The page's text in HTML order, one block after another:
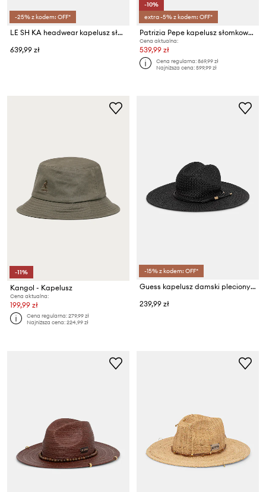
-25% z kodem: OFF*
LE SH KA headwear kapelusz słomkowy damski
639,99 zł
-10%
extra -5% z kodem: OFF*
Patrizia Pepe kapelusz słomkowy damski
Cena aktualna:
539,99 zł
Cena regularna:869,99 zł
Najniższa cena:599,99 zł
-11%
Kangol - Kapelusz
Cena aktualna:
199,99 zł
Cena regularna:279,99 zł
Najniższa cena:224,99 zł
-15% z kodem: OFF*
Guess kapelusz damski pleciony KIRSTEN
239,99 zł